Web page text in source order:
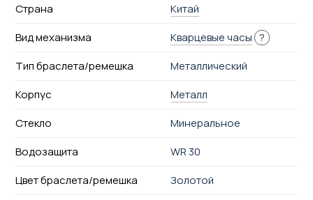
Страна
Китай
Вид механизма
Кварцевые часы ?
Тип браслета/ремешка
Металлический
Корпус
Металл
Стекло
Минеральное
Водозащита
WR 30
Цвет браслета/ремешка
Золотой